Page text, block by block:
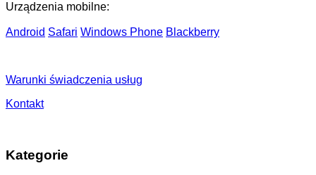
Urządzenia mobilne:
Android Safari Windows Phone Blackberry
Warunki świadczenia usług
Kontakt
Kategorie